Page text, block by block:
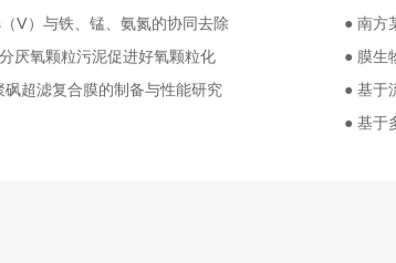
● 南方
Ⅴ）与铁、锰、氨氮的协同去除
● 膜生
厌氧颗粒污泥促进好氧颗粒化
● 基于
砜超滤复合膜的制备与性能研究
● 基于